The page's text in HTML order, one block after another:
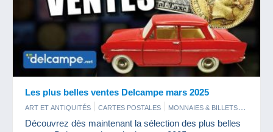
Les plus belles ventes Delcampe mars 2025
ART ET ANTIQUITÉS CARTES POSTALES
MONNAIES & BILLETS
PHOTOGRAPHIE
TIMBRES
Découvrez dès maintenant la sélection des plus belles